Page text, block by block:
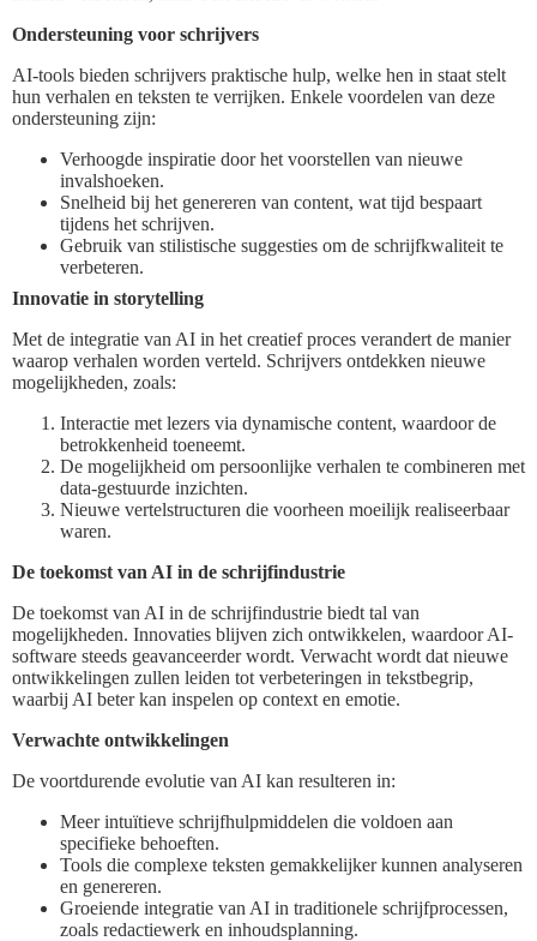
Ondersteuning voor schrijvers
AI-tools bieden schrijvers praktische hulp, welke hen in staat stelt
hun verhalen en teksten te verrijken. Enkele voordelen van deze
ondersteuning zijn:
Verhoogde inspiratie door het voorstellen van nieuwe
invalshoeken.
Snelheid bij het genereren van content, wat tijd bespaart
tijdens het schrijven.
Gebruik van stilistische suggesties om de schrijfkwaliteit te
verbeteren.
Innovatie in storytelling
Met de integratie van AI in het creatief proces verandert de manier
waarop verhalen worden verteld. Schrijvers ontdekken nieuwe
mogelijkheden, zoals:
Interactie met lezers via dynamische content, waardoor de
betrokkenheid toeneemt.
De mogelijkheid om persoonlijke verhalen te combineren met
data-gestuurde inzichten.
Nieuwe vertelstructuren die voorheen moeilijk realiseerbaar
waren.
De toekomst van AI in de schrijfindustrie
De toekomst van AI in de schrijfindustrie biedt tal van
mogelijkheden. Innovaties blijven zich ontwikkelen, waardoor AI-
software steeds geavanceerder wordt. Verwacht wordt dat nieuwe
ontwikkelingen zullen leiden tot verbeteringen in tekstbegrip,
waarbij AI beter kan inspelen op context en emotie.
Verwachte ontwikkelingen
De voortdurende evolutie van AI kan resulteren in:
Meer intuïtieve schrijfhulpmiddelen die voldoen aan
specifieke behoeften.
Tools die complexe teksten gemakkelijker kunnen analyseren
en genereren.
Groeiende integratie van AI in traditionele schrijfprocessen,
zoals redactiewerk en inhoudsplanning.